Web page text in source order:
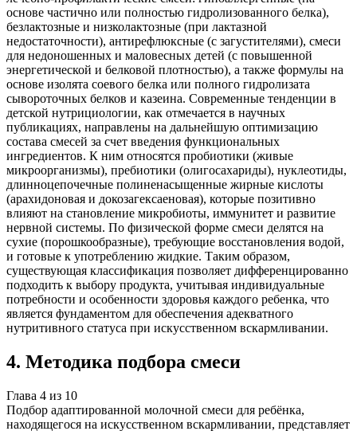
основе частично или полностью гидролизованного белка),
безлактозные и низколактозные (при лактазной
недостаточности), антирефлюксные (с загустителями), смеси
для недоношенных и маловесных детей (с повышенной
энергетической и белковой плотностью), а также формулы на
основе изолята соевого белка или полного гидролизата
сывороточных белков и казеина. Современные тенденции в
детской нутрициологии, как отмечается в научных
публикациях, направлены на дальнейшую оптимизацию
состава смесей за счет введения функциональных
ингредиентов. К ним относятся пробиотики (живые
микроорганизмы), пребиотики (олигосахариды), нуклеотиды,
длинноцепочечные полиненасыщенные жирные кислоты
(арахидоновая и докозагексаеновая), которые позитивно
влияют на становление микробиоты, иммунитет и развитие
нервной системы. По физической форме смеси делятся на
сухие (порошкообразные), требующие восстановления водой,
и готовые к употреблению жидкие. Таким образом,
существующая классификация позволяет дифференцированно
подходить к выбору продукта, учитывая индивидуальные
потребности и особенности здоровья каждого ребенка, что
является фундаментом для обеспечения адекватного
нутритивного статуса при искусственном вскармливании.
4. Методика подбора смеси
Глава 4 из 10
Подбор адаптированной молочной смеси для ребёнка,
находящегося на искусственном вскармливании, представляет